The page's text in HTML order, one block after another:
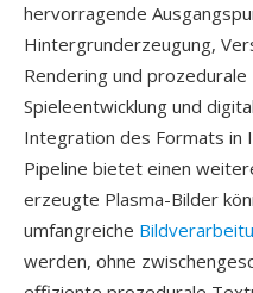
hervorragende
Hintergrunderzeugung,
Rendering und
Spieleentwicklung und
Integration des Formats in
Pipeline bietet einen
erzeugte Plasma-Bilder
umfangreiche
werden, ohne